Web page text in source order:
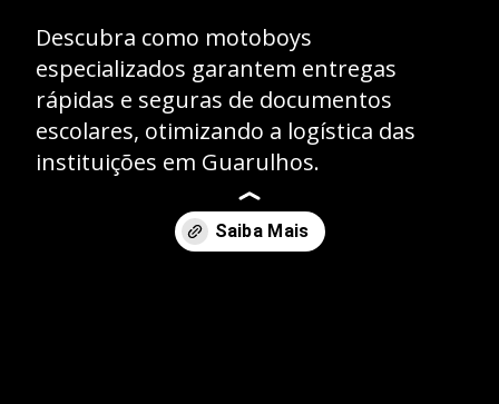
Descubra como motoboys
especializados garantem entregas
rápidas e seguras de documentos
escolares, otimizando a logística das
instituições em Guarulhos.